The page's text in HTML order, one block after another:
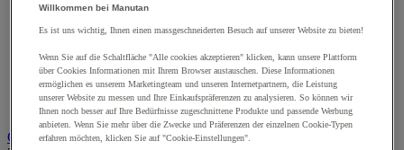
Förderrolle und Laufrolle für Förderer
Förderschienen und -leisten
Kugelfördertisch
Motorbetriebener Bandbeförderer mit Rollen
Palettenbeförderer
Zubehör für Förderanlagen
Garderobe
Willkommen bei Manutan
Es ist uns wichtig, Ihnen einen massgeschneiderten Besuch auf unserer Website zu bieten!
Wenn Sie auf die Schaltfläche "Alle cookies akzeptieren" klicken, kann unsere Plattform
über Cookies Informationen mit Ihrem Browser austauschen. Diese Informationen
ermöglichen es unserem Marketingteam und unseren Internetpartnern, die Leistung
unserer Website zu messen und Ihre Einkaufspräferenzen zu analysieren. So können wir
Ihnen noch besser auf Ihre Bedürfnisse zugeschnittene Produkte und passende Werbung
anbieten. Wenn Sie mehr über die Zwecke und Präferenzen der einzelnen Cookie-Typen
erfahren möchten, klicken Sie auf "Cookie-Einstellungen".